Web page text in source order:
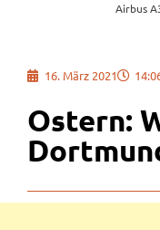
Airbus
16. März 2021
Ostern: